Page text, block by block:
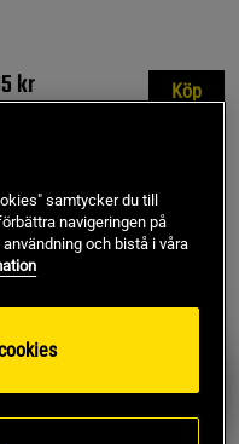
kr Köp
samtycker du till
navigeringen på
och bistå i våra